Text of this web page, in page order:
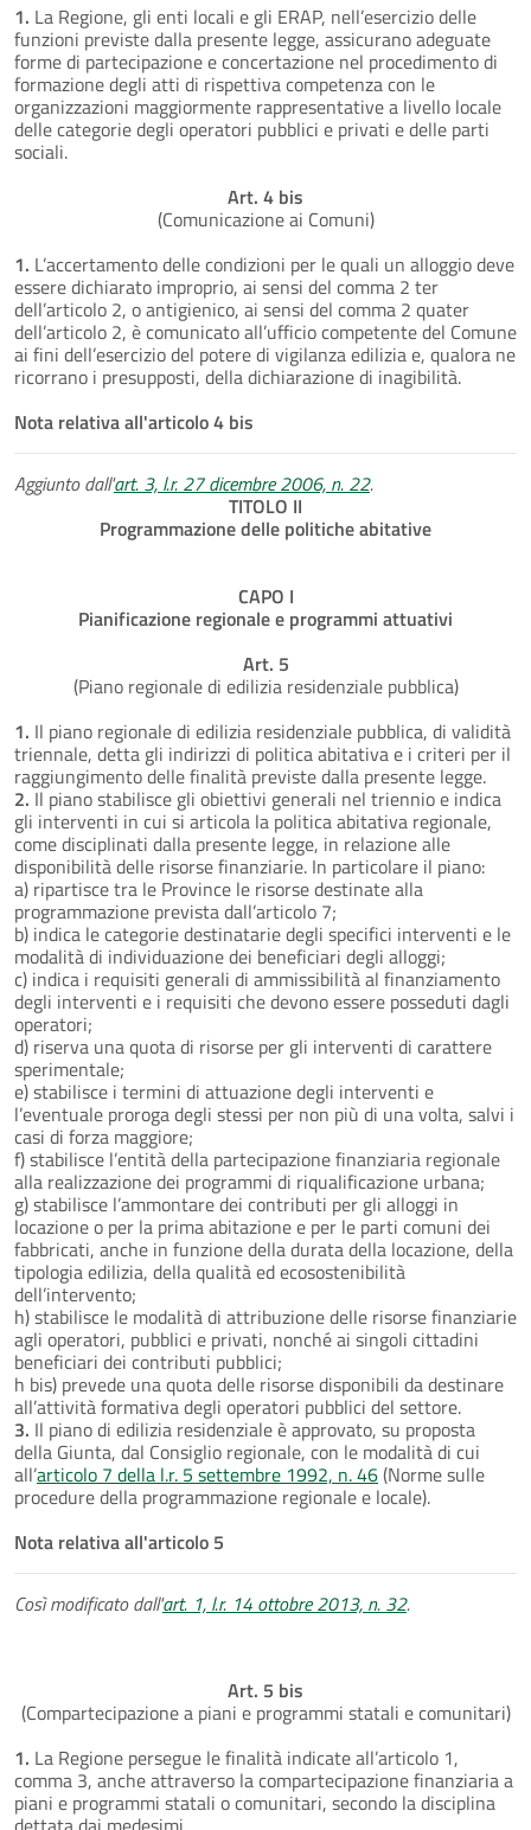
1. La Regione, gli enti locali e gli ERAP, nell’esercizio delle
funzioni previste dalla presente legge, assicurano adeguate
forme di partecipazione e concertazione nel procedimento di
formazione degli atti di rispettiva competenza con le
organizzazioni maggiormente rappresentative a livello locale
delle categorie degli operatori pubblici e privati e delle parti
sociali.
Art. 4 bis
(Comunicazione ai Comuni)
1. L’accertamento delle condizioni per le quali un alloggio deve
essere dichiarato improprio, ai sensi del comma 2 ter
dell’articolo 2, o antigienico, ai sensi del comma 2 quater
dell’articolo 2, è comunicato all’ufficio competente del Comune
ai fini dell’esercizio del potere di vigilanza edilizia e, qualora ne
ricorrano i presupposti, della dichiarazione di inagibilità.
Nota relativa all'articolo 4 bis
Aggiunto dall'art. 3, l.r. 27 dicembre 2006, n. 22.
TITOLO II
Programmazione delle politiche abitative
CAPO I
Pianificazione regionale e programmi attuativi
Art. 5
(Piano regionale di edilizia residenziale pubblica)
1. Il piano regionale di edilizia residenziale pubblica, di validità
triennale, detta gli indirizzi di politica abitativa e i criteri per il
raggiungimento delle finalità previste dalla presente legge.
2. Il piano stabilisce gli obiettivi generali nel triennio e indica
gli interventi in cui si articola la politica abitativa regionale,
come disciplinati dalla presente legge, in relazione alle
disponibilità delle risorse finanziarie. In particolare il piano:
a) ripartisce tra le Province le risorse destinate alla
programmazione prevista dall’articolo 7;
b) indica le categorie destinatarie degli specifici interventi e le
modalità di individuazione dei beneficiari degli alloggi;
c) indica i requisiti generali di ammissibilità al finanziamento
degli interventi e i requisiti che devono essere posseduti dagli
operatori;
d) riserva una quota di risorse per gli interventi di carattere
sperimentale;
e) stabilisce i termini di attuazione degli interventi e
l’eventuale proroga degli stessi per non più di una volta, salvi i
casi di forza maggiore;
f) stabilisce l’entità della partecipazione finanziaria regionale
alla realizzazione dei programmi di riqualificazione urbana;
g) stabilisce l’ammontare dei contributi per gli alloggi in
locazione o per la prima abitazione e per le parti comuni dei
fabbricati, anche in funzione della durata della locazione, della
tipologia edilizia, della qualità ed ecosostenibilità
dell’intervento;
h) stabilisce le modalità di attribuzione delle risorse finanziarie
agli operatori, pubblici e privati, nonché ai singoli cittadini
beneficiari dei contributi pubblici;
h bis) prevede una quota delle risorse disponibili da destinare
all’attività formativa degli operatori pubblici del settore.
3. Il piano di edilizia residenziale è approvato, su proposta
della Giunta, dal Consiglio regionale, con le modalità di cui
all’articolo 7 della l.r. 5 settembre 1992, n. 46(Norme sulle
procedure della programmazione regionale e locale).
Nota relativa all'articolo 5
Così modificato dall'art. 1, l.r. 14 ottobre 2013, n. 32.
Art. 5 bis
(Compartecipazione a piani e programmi statali e comunitari)
1. La Regione persegue le finalità indicate all’articolo 1,
comma 3, anche attraverso la compartecipazione finanziaria a
piani e programmi statali o comunitari, secondo la disciplina